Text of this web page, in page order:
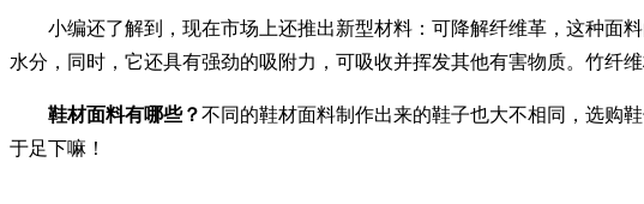
小编还了解到，现在市场上还推出新型材料：可降解纤维革，这种面料
水分，同时，它还具有强劲的吸附力，可吸收并挥发其他有害物质。竹纤
鞋材面料有哪些？不同的鞋材面料制作出来的鞋子也大不相同，选购
于足下嘛！